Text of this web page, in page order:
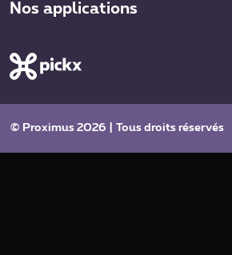
Nos applications
© Proximus 2026 | Tous droits réservés